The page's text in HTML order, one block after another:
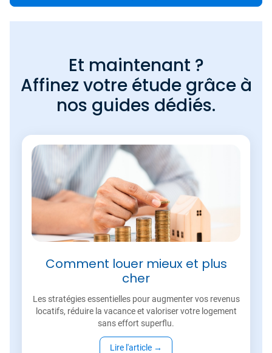
Et maintenant ?
Affinez votre étude grâce à
nos guides dédiés.
Comment louer mieux et plus
cher
Les stratégies essentielles pour augmenter vos revenus
locatifs, réduire la vacance et valoriser votre logement
sans effort superflu.
Lire l'article →